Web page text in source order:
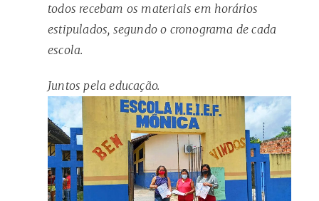
todos recebam os materiais em horários
estipulados, segundo o cronograma de cada
escola.
Juntos pela educação.